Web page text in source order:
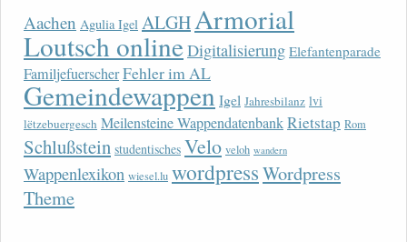
Aachen Agulia Igel ALGHArmorial
Loutsch onlineDigitalisierung Elefantenparade
FamiljefuerscherFehler im AL
Gemeindewappen Igel Jahresbilanz lvi
lëtzebuergesch Meilensteine WappendatenbankRietstap Rom
Schlußstein studentisches Velo veloh wandern
Wappenlexikon wiesel.lu wordpressWordpress
Theme